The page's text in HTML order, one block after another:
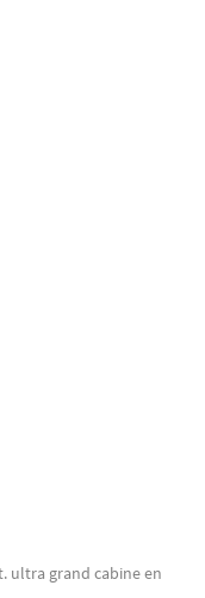
ultra grand cabine en